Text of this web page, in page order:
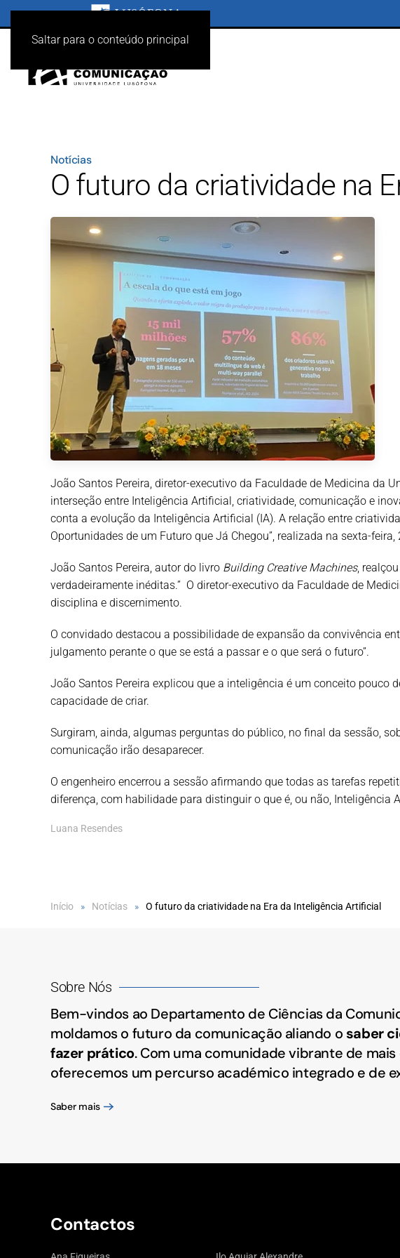
Saltar para o conteúdo principal
Notícias
O futuro da criatividade na
João Santos Pereira, diretor-executivo da Faculdade de Medicina da
interseção entre Inteligência Artificial, criatividade, comunicação e
conta a evolução da Inteligência Artificial (IA). A relação entre
Oportunidades de um Futuro que Já Chegou”, realizada na sexta-
João Santos Pereira, autor do livro Building Creative Machines,
verdadeiramente inéditas.” O diretor-executivo da Faculdade de
disciplina e discernimento.
O convidado destacou a possibilidade de expansão da convivência
julgamento perante o que se está a passar e o que será o futuro”.
João Santos Pereira explicou que a inteligência é um conceito pouco
capacidade de criar.
Surgiram, ainda, algumas perguntas do público, no final da sessão,
comunicação irão desaparecer.
O engenheiro encerrou a sessão afirmando que todas as tarefas
diferença, com habilidade para distinguir o que é, ou não, Inteligência
Luana Resendes
Início Notícias O futuro da criatividade na Era da Inteligência Artificial
Sobre Nós
Bem-vindos ao Departamento de Ciências da
moldamos o futuro da comunicação aliando o saber
fazer prático. Com uma comunidade vibrante de mais
oferecemos um percurso académico integrado e de
Saber mais
Contactos